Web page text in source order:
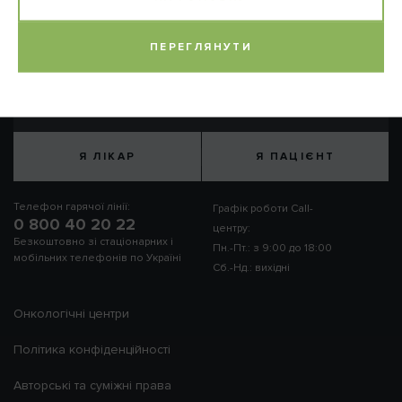
ПЕРЕГЛЯНУТИ
Я ЛІКАР Я ПАЦІЄНТ
Телефон гарячої лінії:
0 800 40 20 22
Безкоштовно зі стаціонарних і
мобільних телефонів по Україні
Графік роботи Call-
центру:
Пн.-Пт.: з 9:00 до 18:00
Сб.-Нд.: вихідні
Онкологічні центри
Політика конфіденційності
Авторські та суміжні права